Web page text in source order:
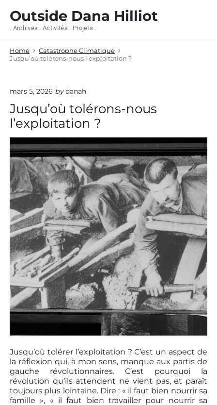
Outside Dana Hilliot
. Archives . Activités . Projets .
Home
Catastrophe Climatique
Jusqu’où tolérons-nous l’exploitation ?
mars 5, 2026 by danah
Jusqu’où tolérons-nous
l’exploitation ?
Jusqu’où tolérer l’exploitation ? C’est un aspect de
la réflexion qui, à mon sens, manque aux partis de
gauche révolutionnaires. C’est pourquoi la
révolution qu’ils attendent ne vient pas, et paraît
toujours plus lointaine. Dire : « il faut bien nourrir sa
famille », « il faut bien travailler pour nourrir sa